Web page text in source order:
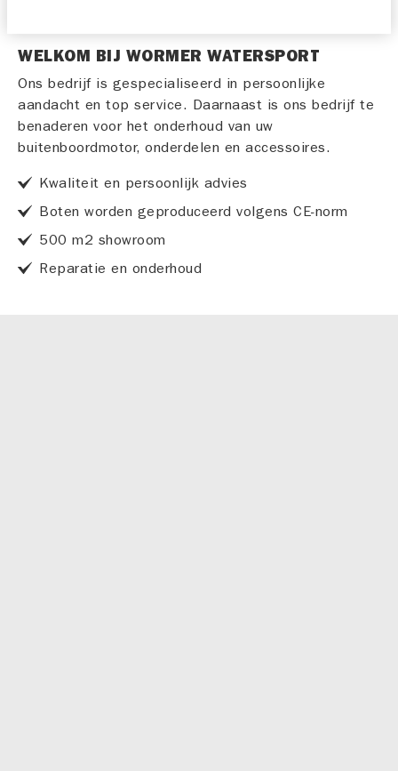
WELKOM BIJ WORMER WATERSPORT
Ons bedrijf is gespecialiseerd in persoonlijke
aandacht en top service. Daarnaast is ons bedrijf te
benaderen voor het onderhoud van uw
buitenboordmotor, onderdelen en accessoires.
Kwaliteit en persoonlijk advies
Boten worden geproduceerd volgens CE-norm
500 m2 showroom
Reparatie en onderhoud